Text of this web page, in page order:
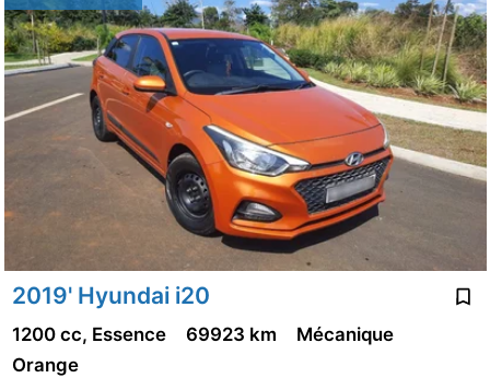
2019' Hyundai i20
1200 cc, Essence 69923 km
Mécanique
Orange